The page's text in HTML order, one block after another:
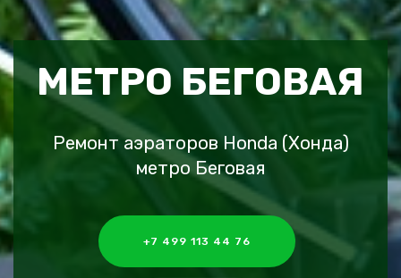
МЕТРО БЕГОВАЯ
Ремонт аэраторов Honda (Хонда)
метро Беговая
+7 499 113 44 76